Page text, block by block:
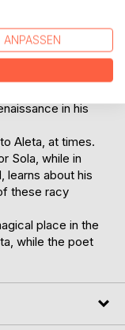
him to write
his ideal heroine
Aleta seem to
in his
Aleta, at times.
Sola, while in
learns about his
these racy
place in the
while the poet
ANPASSEN